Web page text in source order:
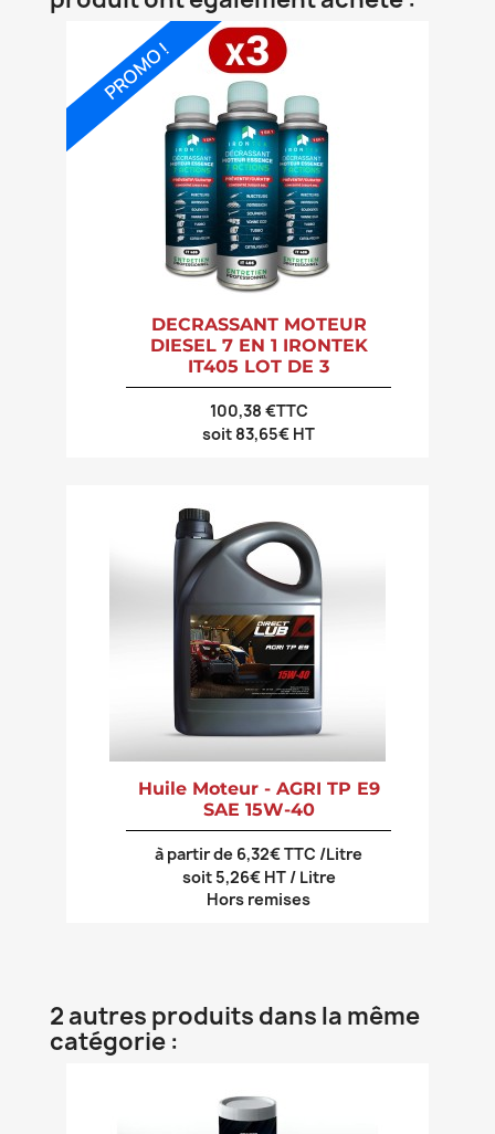
DECRASSANT MOTEUR
DIESEL 7 EN 1 IRONTEK
IT405 LOT DE 3
100,38 €TTC
soit 83,65€ HT
PROMO !
Huile Moteur - AGRI TP E9
SAE 15W-40
à partir de 6,32€ TTC /Litre
soit 5,26€ HT / Litre
Hors remises
2 autres produits dans la même
catégorie :